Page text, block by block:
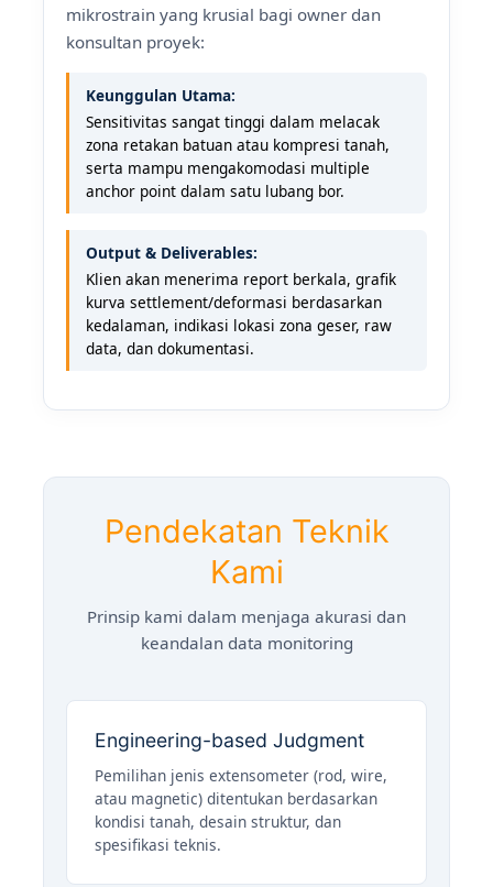
mikrostrain yang krusial bagi owner dan
konsultan proyek:
Keunggulan Utama:
Sensitivitas sangat tinggi dalam melacak
zona retakan batuan atau kompresi tanah,
serta mampu mengakomodasi multiple
anchor point dalam satu lubang bor.
Output & Deliverables:
Klien akan menerima report berkala, grafik
kurva settlement/deformasi berdasarkan
kedalaman, indikasi lokasi zona geser, raw
data, dan dokumentasi.
Pendekatan Teknik
Kami
Prinsip kami dalam menjaga akurasi dan
keandalan data monitoring
Engineering-based Judgment
Pemilihan jenis extensometer (rod, wire,
atau magnetic) ditentukan berdasarkan
kondisi tanah, desain struktur, dan
spesifikasi teknis.